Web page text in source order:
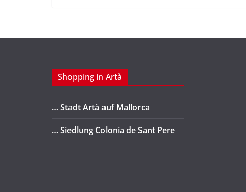
Shopping in Artà
… Stadt Artà auf Mallorca
… Siedlung Colonia de Sant Pere